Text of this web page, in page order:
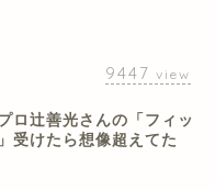
9447 view
ロ辻善光さんの「フィッ
受けたら想像超えてた